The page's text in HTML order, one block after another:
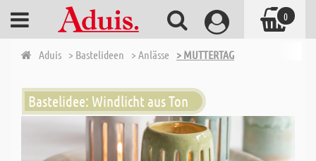
Aduis > Bastelideen > Anlässe > MUTTERTAG
Bastelidee: Windlicht aus Ton
0